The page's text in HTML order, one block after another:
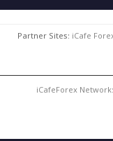
Partner Sites: iCafe
iCafeForex Network: